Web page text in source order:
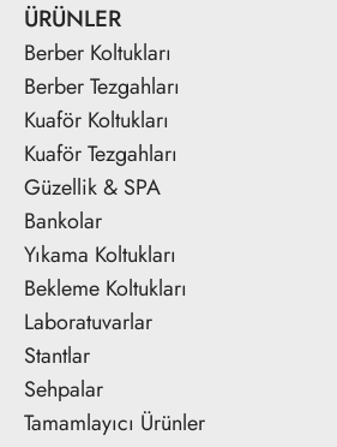
ÜRÜNLER
Berber Koltukları
Berber Tezgahları
Kuaför Koltukları
Kuaför Tezgahları
Güzellik & SPA
Bankolar
Yıkama Koltukları
Bekleme Koltukları
Laboratuvarlar
Stantlar
Sehpalar
Tamamlayıcı Ürünler